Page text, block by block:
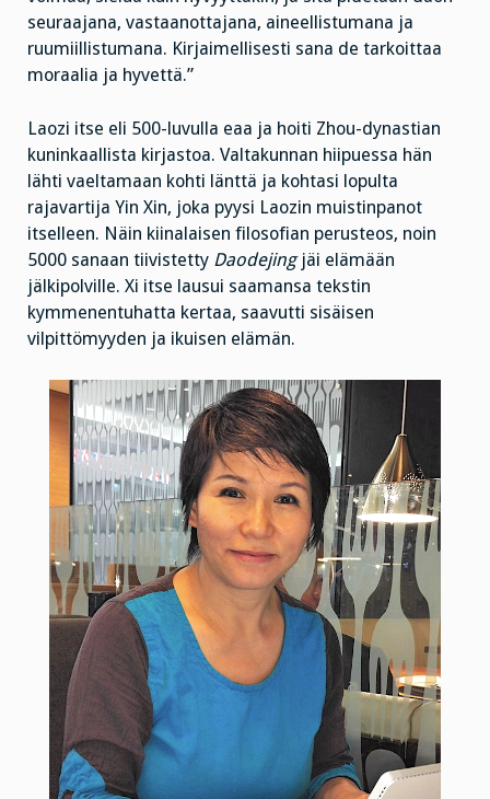
seuraajana, vastaanottajana, aineellistumana ja
ruumiillistumana. Kirjaimellisesti sana de tarkoittaa
moraalia ja hyvettä.”
Laozi itse eli 500-luvulla eaa ja hoiti Zhou-dynastian
kuninkaallista kirjastoa. Valtakunnan hiipuessa hän
lähti vaeltamaan kohti länttä ja kohtasi lopulta
rajavartija Yin Xin, joka pyysi Laozin muistinpanot
itselleen. Näin kiinalaisen filosofian perusteos, noin
5000 sanaan tiivistetty Daodejingjäi elämään
jälkipolville. Xi itse lausui saamansa tekstin
kymmenentuhatta kertaa, saavutti sisäisen
vilpittömyyden ja ikuisen elämän.